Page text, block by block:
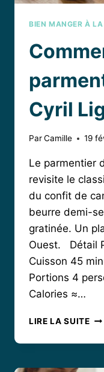
BIEN MANGER À
Cyril
ParCamille 19
Le parmentier
revisite le
du confit de
beurre demi-
gratinée. Un
Ouest. Détail
Cuisson 45
Portions 4
Calories ≈…
LIRE LA SUITE
LE
DE